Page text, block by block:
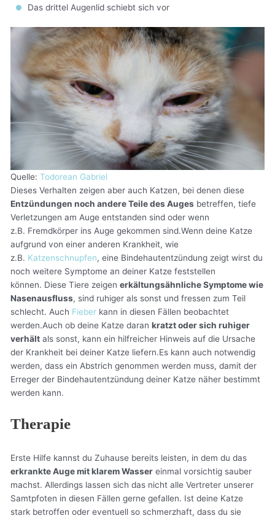
Das drittel Augenlid schiebt sich vor
Quelle:Todorean Gabriel
Dieses Verhalten zeigen aber auch Katzen, bei denen diese
Entzündungen noch andere Teile des Auges betreffen, tiefe
Verletzungen am Auge entstanden sind oder wenn
z.B. Fremdkörper ins Auge gekommen sind.Wenn deine Katze
aufgrund von einer anderen Krankheit, wie
z.B. Katzenschnupfen, eine Bindehautentzündung zeigt wirst du
noch weitere Symptome an deiner Katze feststellen
können. Diese Tiere zeigenerkältungsähnliche Symptome wie
Nasenausfluss, sind ruhiger als sonst und fressen zum Teil
schlecht. Auch Fieber kann in diesen Fällen beobachtet
werden.Auch ob deine Katze darankratzt oder sich ruhiger
verhält als sonst, kann ein hilfreicher Hinweis auf die Ursache
der Krankheit bei deiner Katze liefern.Es kann auch notwendig
werden, dass ein Abstrich genommen werden muss, damit der
Erreger der Bindehautentzündung deiner Katze näher bestimmt
werden kann.
Therapie
Erste Hilfe kannst du Zuhause bereits leisten, in dem du das
erkrankte Auge mit klarem Wasser einmal vorsichtig sauber
machst. Allerdings lassen sich das nicht alle Vertreter unserer
Samtpfoten in diesen Fällen gerne gefallen. Ist deine Katze
stark betroffen oder eventuell so schmerzhaft, dass du sie